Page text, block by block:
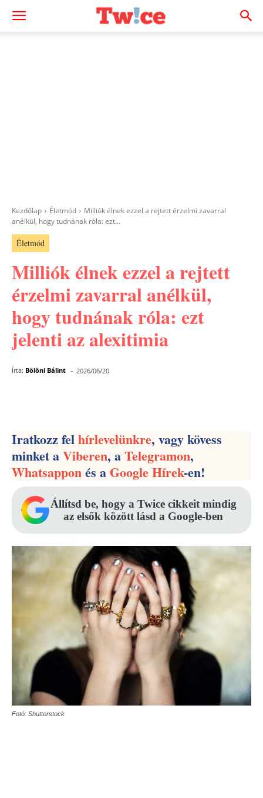
Kezdőlap Életmód
Milliók élnek ezzel a rejtett érzelmi zavarral
anélkül, hogy tudnának róla: ezt...
Életmód
Milliók élnek ezzel a rejtett
érzelmi zavarral anélkül,
hogy tudnának róla: ezt
jelenti az alexitimia
Írta: Bölöni Bálint - 2026/06/20
Iratkozz felhírlevelünkre, vagy kövess
minket aViberen, aTelegramon,
Whatsapponés aGoogle Hírek-en!
Állítsd be, hogy a Twice cikkeit mindig
az elsők között lásd a Google-ben
Fotó: Shutterstock